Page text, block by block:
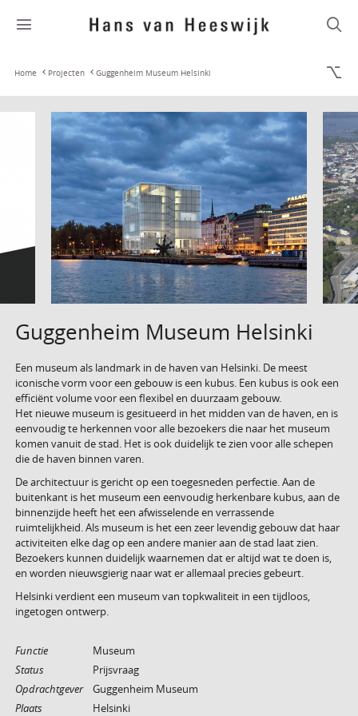
Home Projecten Guggenheim Museum Helsinki
Guggenheim Museum Helsinki
Een museum als landmark in de haven van Helsinki. De meest
iconische vorm voor een gebouw is een kubus. Een kubus is ook een
efficiënt volume voor een flexibel en duurzaam gebouw.
Het nieuwe museum is gesitueerd in het midden van de haven, en is
eenvoudig te herkennen voor alle bezoekers die naar het museum
komen vanuit de stad. Het is ook duidelijk te zien voor alle schepen
die de haven binnen varen.
De architectuur is gericht op een toegesneden perfectie. Aan de
buitenkant is het museum een eenvoudig herkenbare kubus, aan de
binnenzijde heeft het een afwisselende en verrassende
ruimtelijkheid. Als museum is het een zeer levendig gebouw dat haar
activiteiten elke dag op een andere manier aan de stad laat zien.
Bezoekers kunnen duidelijk waarnemen dat er altijd wat te doen is,
en worden nieuwsgierig naar wat er allemaal precies gebeurt.
Helsinki verdient een museum van topkwaliteit in een tijdloos,
ingetogen ontwerp.
Functie
Museum
Status
Prijsvraag
Opdrachtgever
Guggenheim Museum
Plaats
Helsinki